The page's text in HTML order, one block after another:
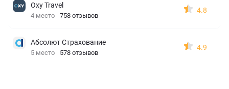
Oxy Travel
4 место 758 отзывов
4.8
Абсолют Страхование
5 место 578 отзывов
4.9